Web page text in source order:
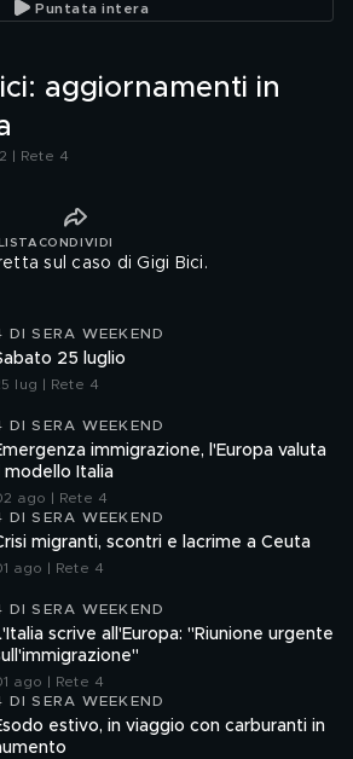
a Lilly"
Puntata intera
aggiornamenti in
| Rete 4
CONDIVIDI
sul caso di Gigi Bici.
DI SERA WEEKEND
25 luglio
lug | Rete 4
DI SERA WEEKEND
immigrazione, l'Europa valuta
modello Italia
ago | Rete 4
DI SERA WEEKEND
migranti, scontri e lacrime a Ceuta
ago | Rete 4
DI SERA WEEKEND
scrive all'Europa: "Riunione urgente
ago | Rete 4
DI SERA WEEKEND
estivo, in viaggio con carburanti in